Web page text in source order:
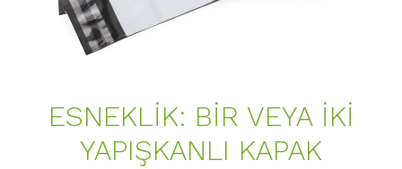
ESNEKLİK: BİR VEYA İKİ
YAPIŞKANLI KAPAK